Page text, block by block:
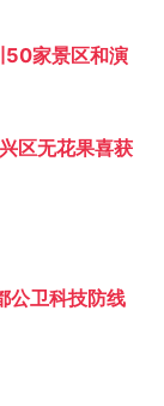
50家景区和演
区无花果喜获
公卫科技防线